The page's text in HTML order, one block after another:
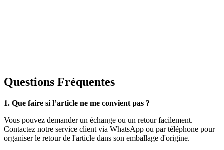
Questions Fréquentes
1. Que faire si l’article ne me convient pas ?
Vous pouvez demander un échange ou un retour facilement.
Contactez notre service client via WhatsApp ou par téléphone pour
organiser le retour de l'article dans son emballage d'origine.